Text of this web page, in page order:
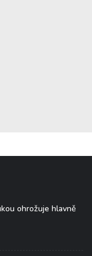
ohrožuje hlavně